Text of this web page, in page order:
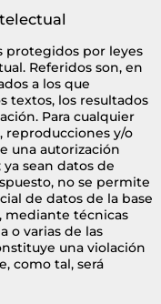
protegidos por leyes
Referidos son, en
a los que
textos, los resultados
Para cualquier
reproducciones y/o
una autorización
sean datos de
no se permite
de datos de la base
mediante técnicas
o varias de las
una violación
como tal, será